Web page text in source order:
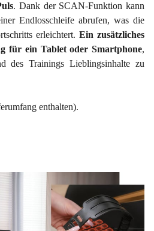
. Dank der SCAN-Funktion kann
Endlosschleife abrufen, was die
erleichtert. Ein zusätzliches
für ein Tablet oder Smartphone,
des Trainings Lieblingsinhalte zu
enthalten).